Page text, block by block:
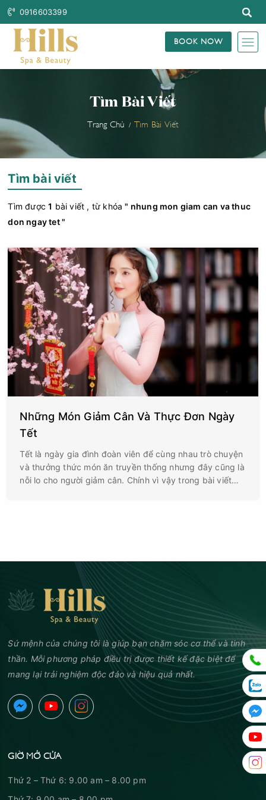
0916603399
BOOK NOW
Tìm Bài Viết
Trang Chủ Tìm Bài Viết
Tìm bài viết
Tìm được1 bài viết , từ khóa" nhung mon giam can va thuc
don ngay tet "
Những Món Giảm Cân Và Thực Đơn Ngày
Tết
Tết là ngày gia đình đoàn viên để cùng nhau trò chuyện
và thưởng thức món ăn truyền thống nhưng đây cũng là
nỗi lo cho người giảm cân. Chính vì vậy trong bài viết
Sứ mệnh của chúng tôi là giúp bạn chăm sóc cơ thể và tinh
thần. Mỗi phương pháp điều trị được thiết kế đặc biệt để
mang lại trải nghiệm độc đáo và hiệu quả nhất.
GIỜ MỞ CỬA
Thứ 2 – Thứ 6: 9.00 am – 8.00 pm